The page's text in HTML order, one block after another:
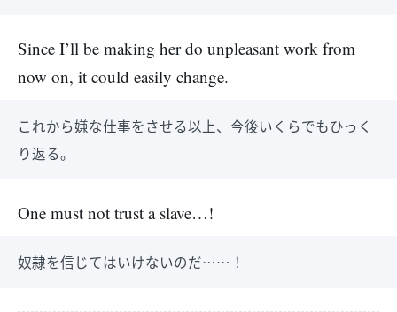
Since I’ll be making her do unpleasant work from
now on, it could easily change.
これから嫌な仕事をさせる以上、今後いくらでもひっく
り返る。
One must not trust a slave…!
奴隷を信じてはいけないのだ……！